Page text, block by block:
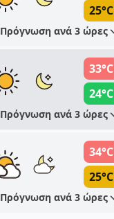
25°C
Πρόγνωση ανά 3 ώρες
33°C
24°C
Πρόγνωση ανά 3 ώρες
34°C
25°C
Πρόγνωση ανά 3 ώρες